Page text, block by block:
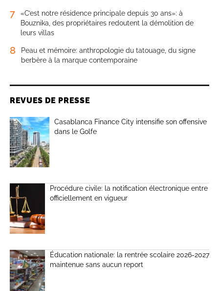
7
«C’est notre résidence principale depuis 30 ans»: à
Bouznika, des propriétaires redoutent la démolition de
leurs villas
8
Peau et mémoire: anthropologie du tatouage, du signe
berbère à la marque contemporaine
REVUES DE PRESSE
Casablanca Finance City intensifie son offensive
dans le Golfe
Procédure civile: la notification électronique entre
officiellement en vigueur
Éducation nationale: la rentrée scolaire 2026-2027
maintenue sans aucun report